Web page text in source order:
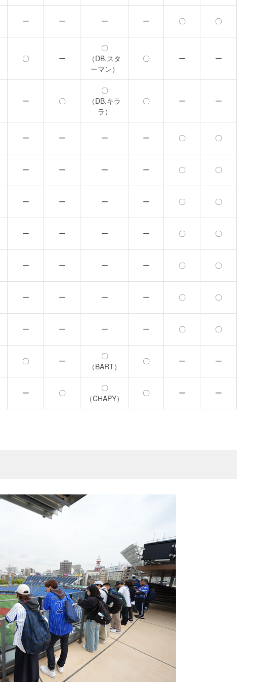
ー ー ー ー 〇 〇
〇 ー
〇
（DB.スタ
ーマン）
〇 ー ー
ー 〇
〇
（DB.キラ
ラ）
〇 ー ー
ー ー ー ー 〇 〇
ー ー ー ー 〇 〇
ー ー ー ー 〇 〇
ー ー ー ー 〇 〇
ー ー ー ー 〇 〇
ー ー ー ー 〇 〇
ー ー ー ー 〇 〇
〇 ー
〇
（BART）
〇 ー ー
ー 〇
〇
（CHAPY）
〇 ー ー